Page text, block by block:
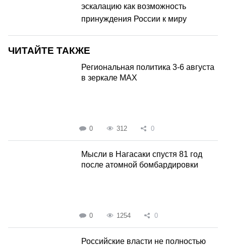
эскалацию как возможность
принуждения России к миру
ЧИТАЙТЕ ТАКЖЕ
Региональная политика 3-6 августа
в зеркале MAX
0 312 0
Мысли в Нагасаки спустя 81 год
после атомной бомбардировки
0 1254 0
Российские власти не полностью